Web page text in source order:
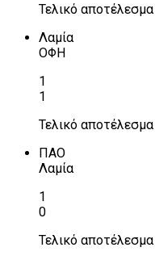
Τελικό αποτέλεσμα
Λαμία
ΟΦΗ
1
1
Τελικό αποτέλεσμα
ΠΑΟ
Λαμία
1
0
Τελικό αποτέλεσμα